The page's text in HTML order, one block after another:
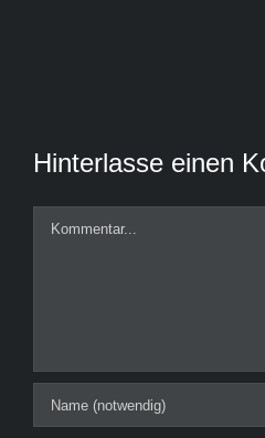
Hinterlasse einen
Kommentar